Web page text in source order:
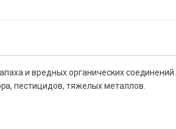
и вредных органических соединений.
пестицидов, тяжелых металлов.